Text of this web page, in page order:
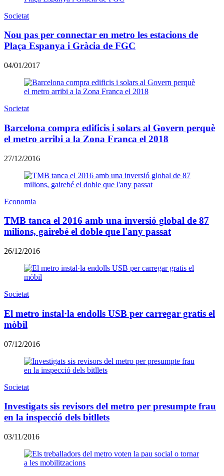
Societat
Nou pas per connectar en metro les estacions de
Plaça Espanya i Gràcia de FGC
04/01/2017
Societat
Barcelona compra edificis i solars al Govern perquè
el metro arribi a la Zona Franca el 2018
27/12/2016
Economia
TMB tanca el 2016 amb una inversió global de 87
milions, gairebé el doble que l'any passat
26/12/2016
Societat
El metro instal·la endolls USB per carregar gratis el
mòbil
07/12/2016
Societat
Investigats sis revisors del metro per presumpte frau
en la inspecció dels bitllets
03/11/2016